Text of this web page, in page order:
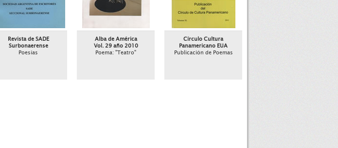
Revista de SADE
Surbonaerense
Poesías
Alba de América
Vol. 29 año 2010
Poema: "Teatro"
Círculo Cultura
Panamericano EUA
Publicación de Poemas